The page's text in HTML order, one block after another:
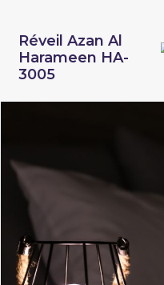
Réveil Azan Al
Harameen HA-
3005